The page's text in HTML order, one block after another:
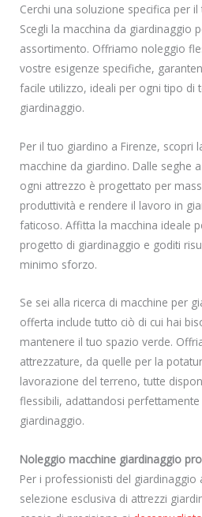
Cerchi una soluzione specifica per
Scegli la macchina da giardinaggio
assortimento. Offriamo noleggio
vostre esigenze specifiche,
facile utilizzo, ideali per ogni tipo di
giardinaggio.
Per il tuo giardino a Firenze, scopri
macchine da giardino. Dalle seghe
ogni attrezzo è progettato per
produttività e rendere il lavoro in
faticoso. Affitta la macchina ideale
progetto di giardinaggio e goditi
minimo sforzo.
Se sei alla ricerca di macchine per
offerta include tutto ciò di cui hai
mantenere il tuo spazio verde.
attrezzature, da quelle per la
lavorazione del terreno, tutte
flessibili, adattandosi
giardinaggio.
Noleggio macchine giardinaggio
Per i professionisti del
selezione esclusiva di attrezzi